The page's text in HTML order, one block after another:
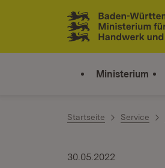
Zum Inhalt springen
Link zur Startseite
Ministerium
Startseite Service
30.05.2022